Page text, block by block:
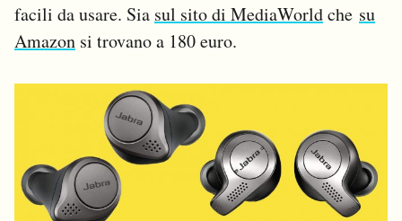
facili da usare. Sia sul sito di MediaWorldche su
Amazon si trovano a 180 euro.